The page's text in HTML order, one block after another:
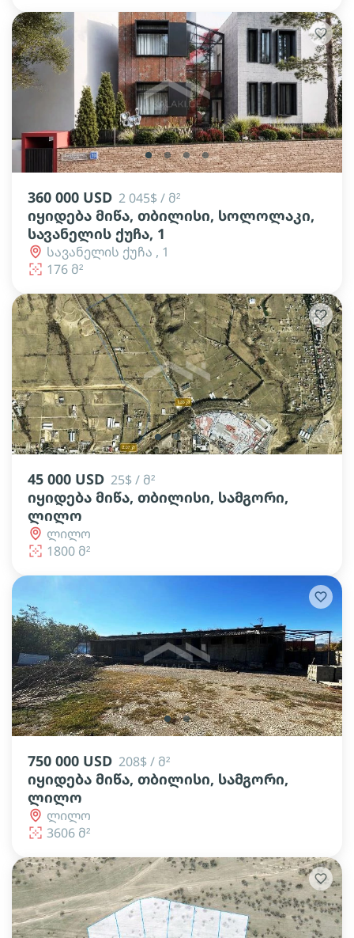
lens lens lens lens
360 000 USD 2 045$ / მ²
იყიდება მიწა, თბილისი, სოლოლაკი,
სავანელის ქუჩა, 1
სავანელის ქუჩა , 1
176 მ²
lens lens lens
45 000 USD 25$ / მ²
იყიდება მიწა, თბილისი, სამგორი,
ლილო
ლილო
1800 მ²
lens lens
750 000 USD 208$ / მ²
იყიდება მიწა, თბილისი, სამგორი,
ლილო
ლილო
3606 მ²